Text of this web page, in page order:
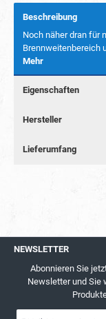
Beschreibung
Noch näher dran für
Brennweitenbereich
Mehr
Eigenschaften
Hersteller
Lieferumfang
NEWSLETTER
Abonnieren Sie
Newsletter und Sie